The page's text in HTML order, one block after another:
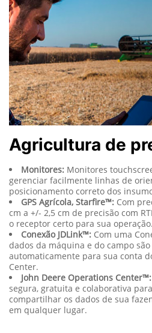
Agricultura de
Monitores: Monitores
gerenciar facilmente linhas de
posicionamento correto dos
GPS Agrícola, Starfire™: Com
cm a +/- 2,5 cm de precisão com
o receptor certo para sua operação.
Conexão JDLink™: Com uma
dados da máquina e do campo
automaticamente para sua conta
Center.
John Deere Operations Center™:
segura, gratuita e colaborativa
compartilhar os dados de sua
em qualquer lugar.